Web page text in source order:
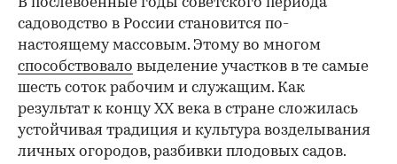
садоводство в России становится по-
настоящему массовым. Этому во многом
способствовало выделение участков в те самые
шесть соток рабочим и служащим. Как
результат к концу ХХ века в стране сложилась
устойчивая традиция и культура возделывания
личных огородов, разбивки плодовых садов.